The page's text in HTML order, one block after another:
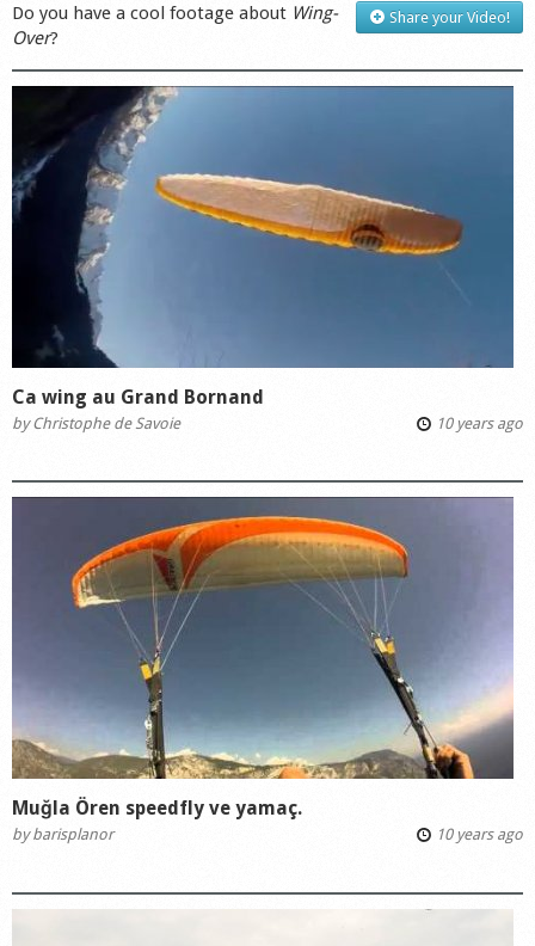
Share your Video!
Do you have a cool footage about Wing-
Over?
Ca wing au Grand Bornand
byChristophe de Savoie 10 years ago
Muğla Ören speedfly ve yamaç.
bybarisplanor 10 years ago